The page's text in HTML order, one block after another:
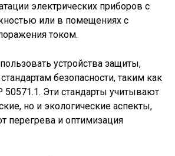
электрических приборов с
или в помещениях с
током.
устройства защиты,
безопасности, таким как
50571.1. Эти стандарты учитывают
но и экологические аспекты,
перегрева и оптимизация